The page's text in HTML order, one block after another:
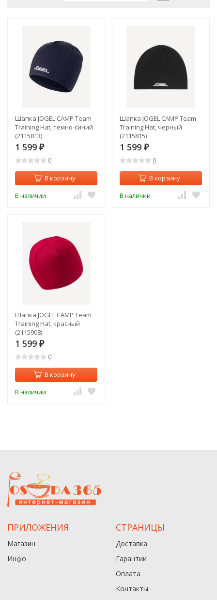
Шапка JOGEL CAMP Team
Training Hat, темно-синий
(2115813)
1 599 ₽
0
В корзину
В наличии
Шапка JOGEL CAMP Team
Training Hat, черный
(2115815)
1 599 ₽
0
В корзину
В наличии
Шапка JOGEL CAMP Team
Training Hat, красный
(2115908)
1 599 ₽
0
В корзину
В наличии
ПРИЛОЖЕНИЯ
Магазин
Инфо
СТРАНИЦЫ
Доставка
Гарантии
Оплата
Контакты